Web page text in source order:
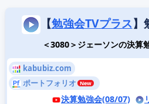
【勉強会TVプラス】
＜3080＞ジェーソンの決算
kabubiz.com
ポートフォリオ
決算勉強会(08/07)